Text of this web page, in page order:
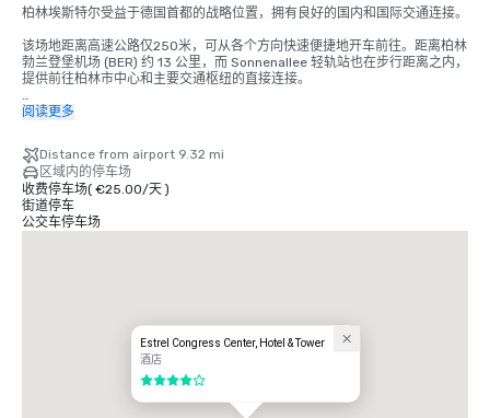
柏林埃斯特尔受益于德国首都的战略位置，拥有良好的国内和国际交通连接。
该场地距离高速公路仅250米，可从各个方向快速便捷地开车前往。距离柏林
勃兰登堡机场 (BER) 约 13 公里，而 Sonnenallee 轻轨站也在步行距离之内，
提供前往柏林市中心和主要交通枢纽的直接连接。
巴士站、出租车服务和拼车接送点位于会场正前方，交通便利，确保宾客和活
阅读更多
Distance from airport 9.32 mi
区域内的停车场
收费停车场( €25.00/天)
街道停车
公交车停车场
Estrel Congress Center, Hotel & Tower
酒店
4/5